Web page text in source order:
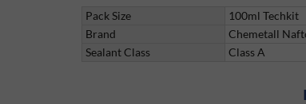
Pack Size 100ml Techkit
Brand
Chemetall
Sealant Class
Class A